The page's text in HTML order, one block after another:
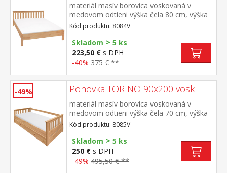
materiál masív borovica voskovaná v
medovom odtieni výška čela 80 cm, výška
sedu 38 cm, cena bez roštu a
matraca minimálna odporúčaná výška
matraca 15 cm odporúčaný rozmer
matraca 180 × 200 cm alebo 2 kusy 90 ×
200 cm a rošt R4 alebo 2 kusy
každej polovici postele
Kód produktu: 8084V
Skladom > 5 ks
223,50 € s DPH
-40% 375 € **
-49% Pohovka TORINO 90x200 vosk
materiál masív borovica voskovaná v
medovom odtieni výška čela 70 cm, výška
sedu 42 cm, cena bez roštu a
matraca minimálna odporúčaná výška
matraca 15 cm odporúčaný rozmer
matraca 90 × 200 cm a rošt R1 k pohovke
možno dokúpiť výsuvnú prístelku TORINO
8086V alebo 8086VK
Kód produktu: 8085V
Skladom > 5 ks
250 € s DPH
-49% 495,50 € **